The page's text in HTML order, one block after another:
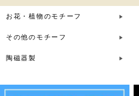
お花・植物のモチーフ
その他のモチーフ
陶磁器製